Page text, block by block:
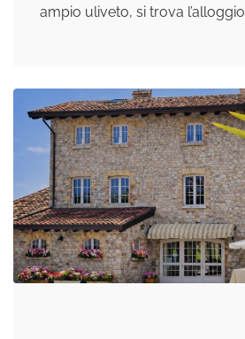
ampio uliveto, si trova l’alloggio